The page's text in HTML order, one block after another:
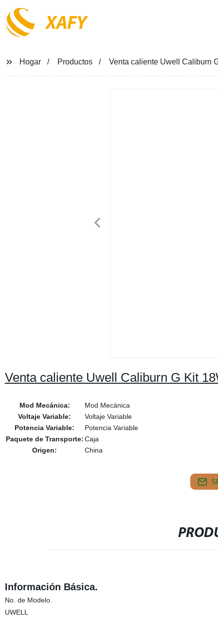
XAFY
Hogar Productos Venta caliente Uwell Caliburn
Venta caliente Uwell Caliburn G Kit
Mod Mecánica:
Mod Mecánica
Voltaje Variable:
Voltaje Variable
Potencia Variable:
Potencia Variable
Paquete de Transporte:Caja
Origen:
China
Información Básica.
No. de Modelo.
UWELL